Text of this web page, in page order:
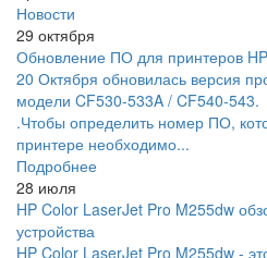
Новости
29 октября
Обновление ПО для принтеров
20 Октября обновилась версия
модели CF530-533A / CF540-543.
.Чтобы определить номер ПО,
принтере необходимо...
Подробнее
28 июля
HP Color LaserJet Pro M255dw
устройства
HP Color LaserJet Pro M255dw -